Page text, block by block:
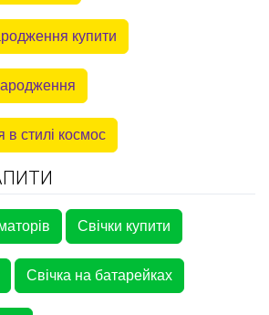
купити
стилі космос
Свічки купити
Свічка на батарейках